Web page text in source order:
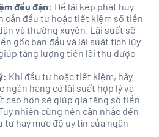
đều đặn: Để lãi kép phát huy
cần đầu tư hoặc tiết kiệm số tiền
và thường xuyên. Lãi suất sẽ
gốc ban đầu và lãi suất tích lũy
tăng lượng tiền lãi thu được
Khi đầu tư hoặc tiết kiệm, hãy
ngân hàng có lãi suất hợp lý và
cao hơn sẽ giúp gia tăng số tiền
nhiên cũng nên cần nhắc đến
tư hay mức độ uy tín của ngân